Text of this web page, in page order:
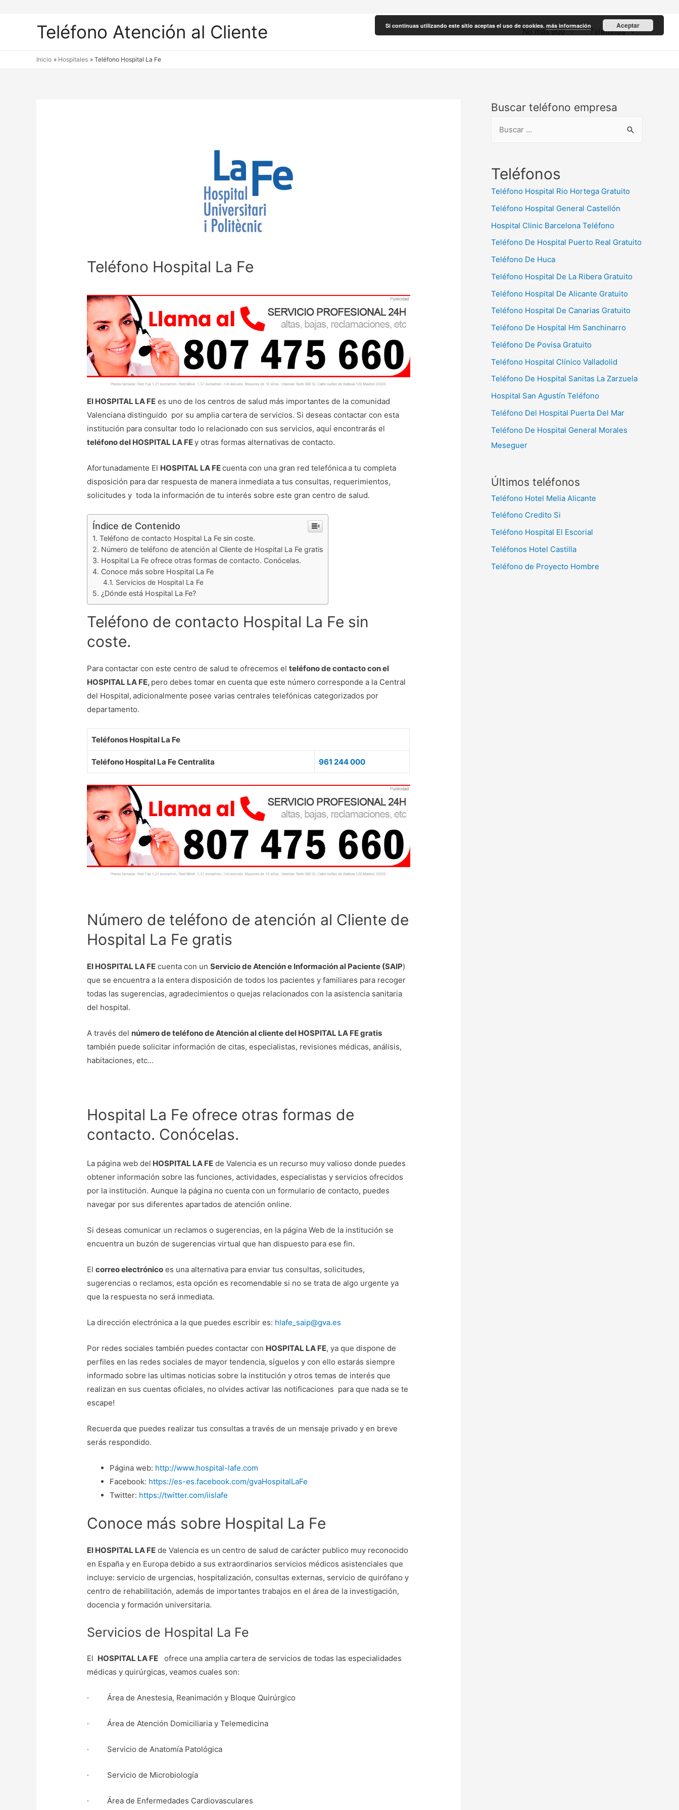
Teléfono Atención al Cliente No más 900 Teléfonos
Inicio Hospitales Teléfono Hospital La Fe
Teléfono Hospital La Fe
El HOSPITAL LA FE es uno de los centros de salud más importantes de la comunidad
Valenciana distinguido por su amplia cartera de servicios. Si deseas contactar con esta
institución para consultar todo lo relacionado con sus servicios, aquí encontrarás el
teléfono del HOSPITAL LA FEy otras formas alternativas de contacto.
Afortunadamente El HOSPITAL LA FEcuenta con una gran red telefónicaa tu completa
disposición para dar respuesta de manera inmediata a tus consultas, requerimientos,
solicitudes y toda la información de tu interés sobre este gran centro de salud.
Índice de Contenido
Teléfono de contacto Hospital La Fe sin coste.
Número de teléfono de atención al Cliente de Hospital La Fe gratis
Hospital La Fe ofrece otras formas de contacto. Conócelas.
Conoce más sobre Hospital La Fe
Servicios de Hospital La Fe
¿Dónde está Hospital La Fe?
Teléfono de contacto Hospital La Fe sin
coste.
Para contactar con este centro de salud te ofrecemos elteléfono de contacto con el
HOSPITAL LA FE, pero debes tomar en cuenta que este número corresponde a la Central
del Hospital, adicionalmente posee varias centrales telefónicas categorizados por
departamento.
Teléfonos Hospital La Fe
Teléfono Hospital La Fe Centralita 961 244 000
Número de teléfono de atención al Cliente de
Hospital La Fe gratis
El HOSPITAL LA FE cuenta con unServicio de Atención e Información al Paciente (SAIP)
que se encuentra a la entera disposición de todos los pacientes y familiares para recoger
todas las sugerencias, agradecimientos o quejas relacionados con la asistencia sanitaria
del hospital.
A través del número de teléfono de Atención al cliente del HOSPITAL LA FE gratis
también puede solicitar información de citas, especialistas, revisiones médicas, análisis,
habitaciones, etc…
Hospital La Fe ofrece otras formas de
contacto. Conócelas.
La página web del HOSPITAL LA FE de Valencia es un recurso muy valioso donde puedes
obtener información sobre las funciones, actividades, especialistas y servicios ofrecidos
por la institución. Aunque la página no cuenta con un formulario de contacto, puedes
navegar por sus diferentes apartados de atención online.
Si deseas comunicar un reclamos o sugerencias, en la página Web de la institución se
encuentra un buzón de sugerencias virtual que han dispuesto para ese fin.
Elcorreo electrónico es una alternativa para enviar tus consultas, solicitudes,
sugerencias o reclamos, esta opción es recomendable si no se trata de algo urgente ya
que la respuesta no será inmediata.
La dirección electrónica a la que puedes escribir es: hlafe_saip@gva.es
Por redes sociales también puedes contactar con HOSPITAL LA FE, ya que dispone de
perfiles en las redes sociales de mayor tendencia, síguelos y con ello estarás siempre
informado sobre las ultimas noticias sobre la institución y otros temas de interés que
realizan en sus cuentas oficiales, no olvides activar las notificaciones para que nada se te
escape!
Recuerda que puedes realizar tus consultas a través de un mensaje privado y en breve
serás respondido.
Página web: http://www.hospital-lafe.com
Facebook: https://es-es.facebook.com/gvaHospitalLaFe
Twitter: https://twitter.com/iislafe
Conoce más sobre Hospital La Fe
El HOSPITAL LA FE de Valencia es un centro de salud de carácter publico muy reconocido
en España y en Europa debido a sus extraordinarios servicios médicos asistenciales que
incluye: servicio de urgencias, hospitalización, consultas externas, servicio de quirófano y
centro de rehabilitación, además de importantes trabajos en el área de la investigación,
docencia y formación universitaria.
Servicios de Hospital La Fe
El HOSPITAL LA FE ofrece una amplia cartera de servicios de todas las especialidades
médicas y quirúrgicas, veamos cuales son:
· Área de Anestesia, Reanimación y Bloque Quirúrgico
· Área de Atención Domiciliaria y Telemedicina
· Servicio de Anatomía Patológica
· Servicio de Microbiología
· Área de Enfermedades Cardiovasculares
Buscar teléfono empresa
c
Teléfonos
Teléfono Hospital Rio Hortega Gratuito
Teléfono Hospital General Castellón
Hospital Clinic Barcelona Teléfono
Teléfono De Hospital Puerto Real Gratuito
Teléfono De Huca
Teléfono Hospital De La Ribera Gratuito
Teléfono Hospital De Alicante Gratuito
Teléfono Hospital De Canarias Gratuito
Teléfono De Hospital Hm Sanchinarro
Teléfono De Povisa Gratuito
Teléfono Hospital Clínico Valladolid
Teléfono De Hospital Sanitas La Zarzuela
Hospital San Agustín Teléfono
Teléfono Del Hospital Puerta Del Mar
Teléfono De Hospital General Morales
Meseguer
Últimos teléfonos
Teléfono Hotel Melia Alicante
Teléfono Credito Si
Teléfono Hospital El Escorial
Teléfonos Hotel Castilla
Teléfono de Proyecto Hombre
Si continuas utilizando este sitio aceptas el uso de cookies. más información Aceptar